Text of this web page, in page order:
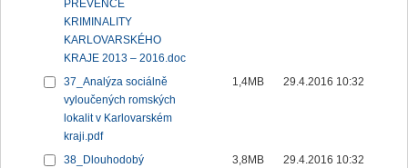
PREVENCE
KRIMINALITY
KARLOVARSKÉHO
KRAJE 2013 – 2016.doc
37_Analýza sociálně
vyloučených romských
lokalit v Karlovarském
kraji.pdf
1,4MB 29.4.2016 10:32
38_Dlouhodobý
3,8MB 29.4.2016 10:32